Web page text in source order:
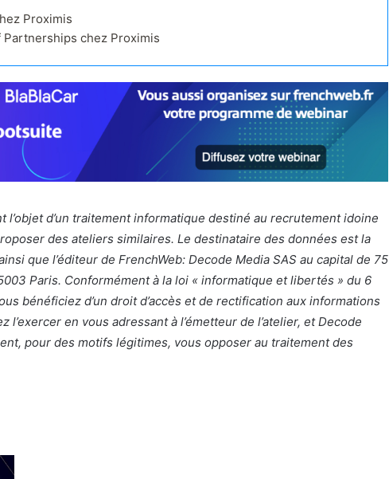
Proximis
Partnerships chez Proximis
d’un traitement informatique destiné au recrutement idoine
des ateliers similaires. Le destinataire des données est la
que l’éditeur de FrenchWeb: Decode Media SAS au capital de 75
Paris. Conformément à la loi « informatique et libertés » du 6
bénéficiez d’un droit d’accès et de rectification aux informations
l’exercer en vous adressant à l’émetteur de l’atelier, et Decode
pour des motifs légitimes, vous opposer au traitement des